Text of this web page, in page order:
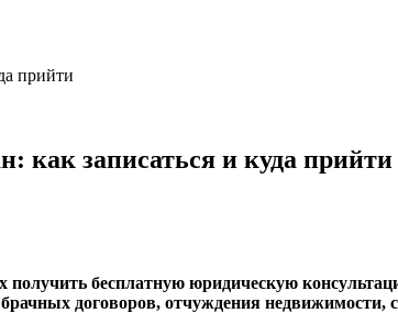
прийти
как записаться и куда прийти
бесплатную юридическую
договоров, отчуждения